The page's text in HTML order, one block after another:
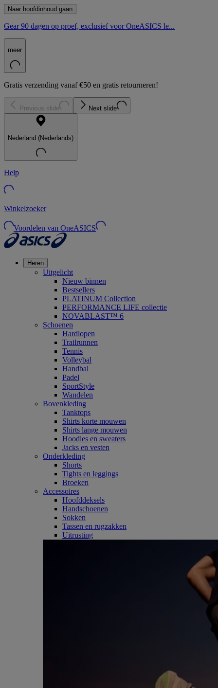
Naar hoofdinhoud gaan
Gear 90 dagen op proef, exclusief voor OneASICS le...
meer
Gratis verzending vanaf €50 en gratis retourneren!
Previous slide Next slide
Nederland (Nederlands)
Help
Winkelzoeker
Voordelen van OneASICS
Heren
Uitgelicht
Nieuw binnen
Bestsellers
PLATINUM Collection
PERFORMANCE LIFE collectie
NOVABLAST™ 6
Schoenen
Hardlopen
Trailrunnen
Tennis
Volleybal
Handbal
Padel
SportStyle
Wandelen
Bovenkleding
Tanktops
Shirts korte mouwen
Shirts lange mouwen
Hoodies en sweaters
Jacks en vesten
Onderkleding
Shorts
Tights en leggings
Broeken
Accessoires
Hoofddeksels
Handschoenen
Sokken
Tassen en rugzakken
Uitrusting